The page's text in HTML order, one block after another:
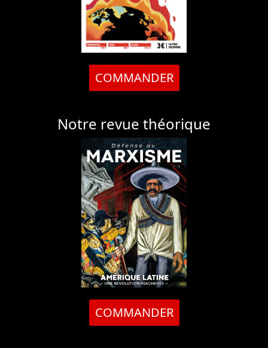
COMMANDER
Notre revue théorique
COMMANDER